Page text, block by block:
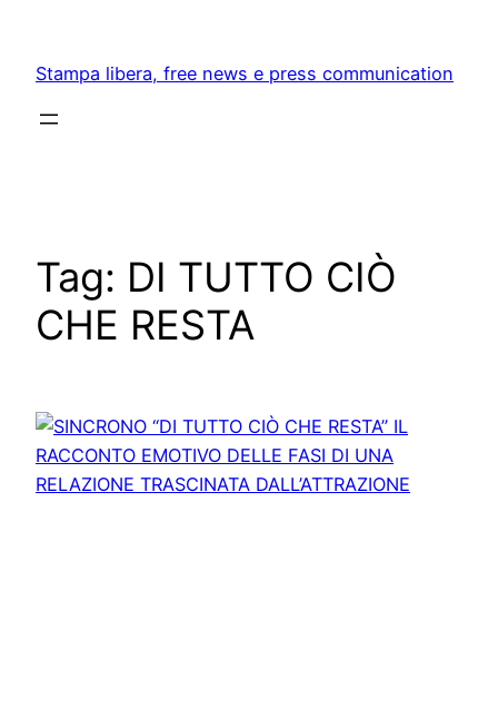
content
Stampa libera, free news e press communication
Tag: DI TUTTO CIÒ
CHE RESTA